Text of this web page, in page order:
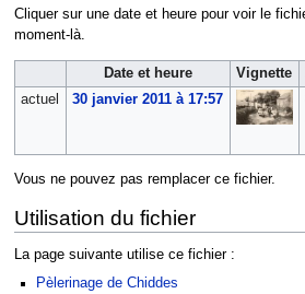
Cliquer sur une date et heure pour voir le
moment-là.
Date et heure Vignette
actuel
30 janvier 2011 à 17:57
Vous ne pouvez pas remplacer ce fichier.
Utilisation du fichier
La page suivante utilise ce fichier :
Pèlerinage de Chiddes